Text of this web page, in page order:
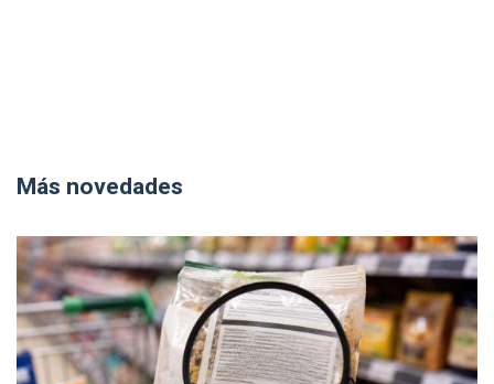
Más novedades